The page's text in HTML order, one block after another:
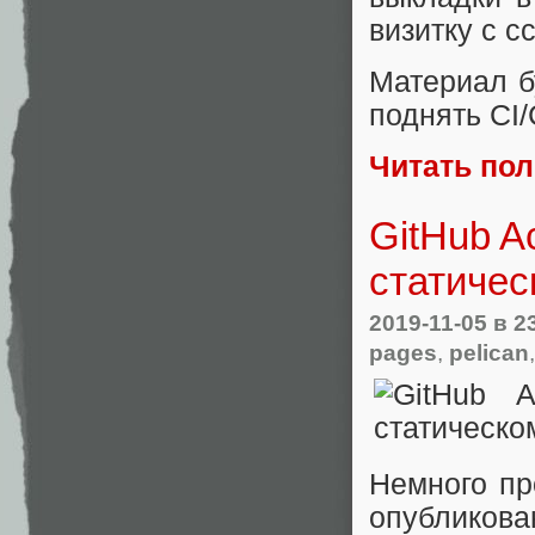
визитку с
Материал
поднять
Читать
GitHub
2019-11-05 в
pages, pelican
Немного